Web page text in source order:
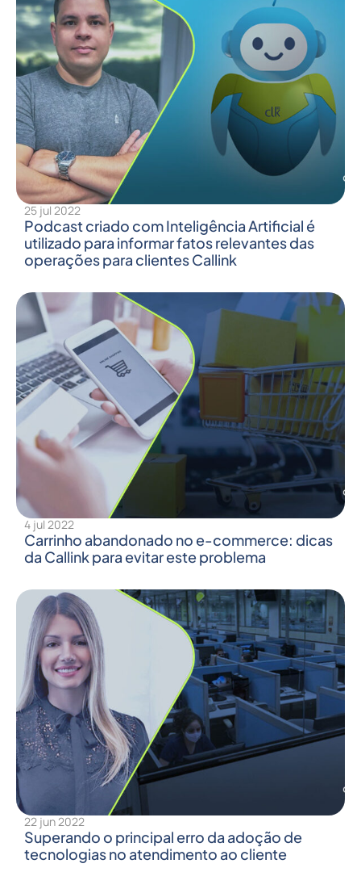
25 jul 2022
Podcast criado com Inteligência Artificial é
utilizado para informar fatos relevantes das
operações para clientes Callink
4 jul 2022
Carrinho abandonado no e-commerce: dicas
da Callink para evitar este problema
22 jun 2022
Superando o principal erro da adoção de
tecnologias no atendimento ao cliente